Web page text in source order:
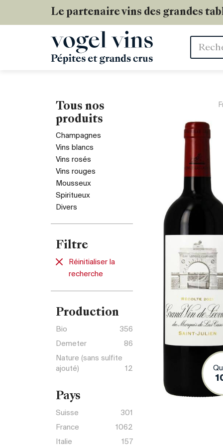
Le partenaire vins des grandes
Mots
Tous nos
produits
Champagnes
Vins blancs
Vins rosés
Vins rouges
Mousseux
Spiritueux
Divers
Filtre
Réinitialiser la
recherche
Production
Bio
356
Demeter
86
Nature (sans sulfite
ajouté)
12
Pays
Suisse
301
France
1062
Italie
157